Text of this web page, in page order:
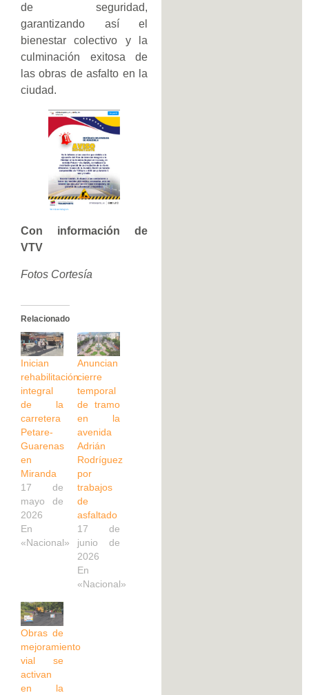
de seguridad,
garantizando así el
bienestar colectivo y la
culminación exitosa de
las obras de asfalto en la
ciudad.
Con información de
VTV
Fotos Cortesía
Relacionado
Inician
rehabilitación
integral
de la
carretera
Petare-
Guarenas
en
Miranda
17 de
mayo de
2026
En
«Nacional»
Anuncian
cierre
temporal
de tramo
en la
avenida
Adrián
Rodríguez
por
trabajos
de
asfaltado
17 de
junio de
2026
En
«Nacional»
Obras de
mejoramiento
vial se
activan
en la